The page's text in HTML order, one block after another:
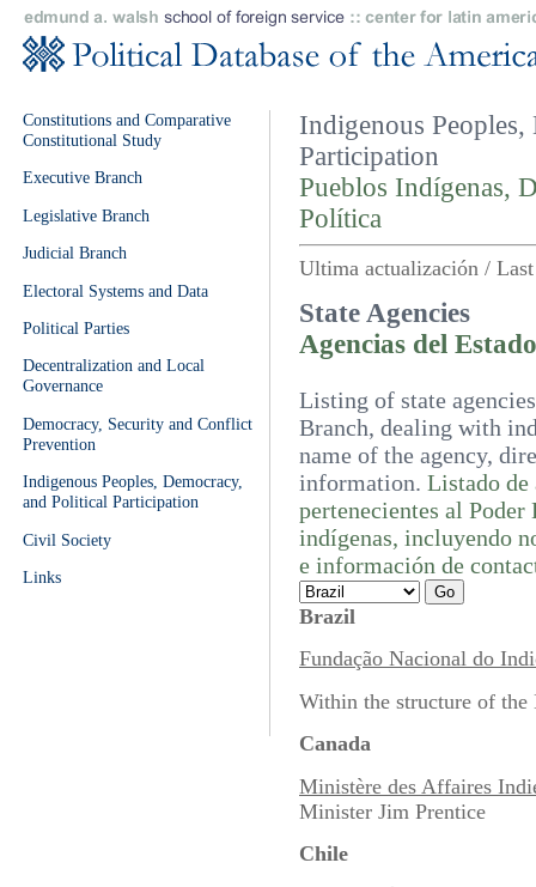
Indigenous
Participation
Pueblos Indígenas,
Política
Ultima actualización /
State Agencies
Agencias del Estado
Listing of state
Branch, dealing with
name of the agency,
information. Listado de
pertenecientes al
indígenas, incluyendo
e información de
Brazil
Fundação Nacional do
Within the structure of
Canada
Ministère des Affaires
Minister Jim Prentice
Chile
Constitutions and Comparative
Constitutional Study
Executive Branch
Legislative Branch
Judicial Branch
Electoral Systems and Data
Political Parties
Decentralization and Local
Governance
Democracy, Security and Conflict
Prevention
Indigenous Peoples, Democracy,
and Political Participation
Civil Society
Links